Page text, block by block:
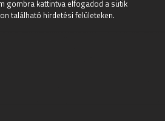
gombra kattintva elfogadod a sütik
található hirdetési felületeken.